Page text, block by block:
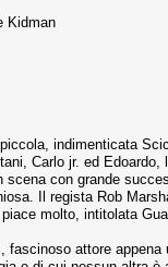
Kidman
indimenticata
Carlo jr. ed
con grande
Il regista Rob
molto, intitolata
attore